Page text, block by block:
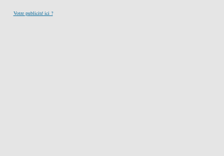
Votre publicité ici ?